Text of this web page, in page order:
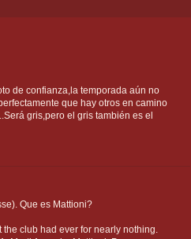
de confianza,la temporada aún no
que hay otros en camino
gris,pero el gris también es el
Que es Mattioni?
club had ever for nearly nothing.